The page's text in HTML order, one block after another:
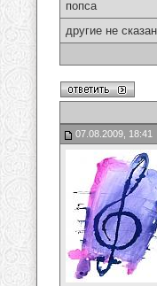
попса
другие не
07.08.2009, 18:41